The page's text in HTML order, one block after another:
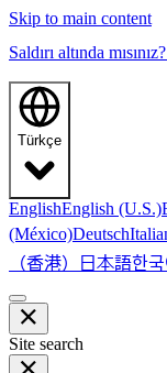
Skip to main content
Saldırı altında mısınız?
Türkçe
EnglishEnglish (U.S.)
(México)Deutsch
（香港） 日本語한
Site search